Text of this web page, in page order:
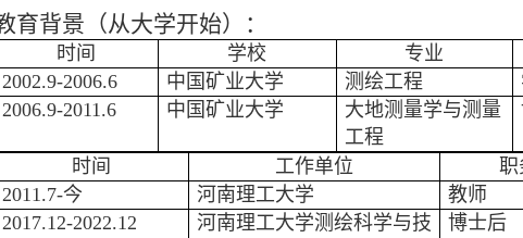
育背景（从大学开始）：
时间 学校 专业
2002.9-2006.6
中国矿业大学 测绘工程
2006.9-2011.6
中国矿业大学
大地测量学与测量
工程
时间 工作单位
职
2011.7-今 河南理工大学
教师
2017.12-2022.12
河南理工大学测绘科学与技
博士后